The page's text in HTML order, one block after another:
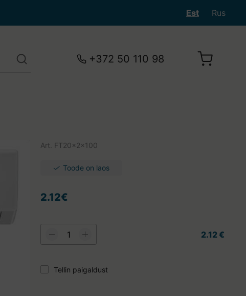
Est Rus
+372 50 110 98
Teie ostukorv on tühi.
Art. FT20x2x100
Toode on laos
2.12€
2.12 €
Tellin paigaldust